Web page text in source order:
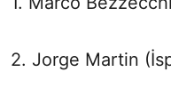
2. Jorge Martin